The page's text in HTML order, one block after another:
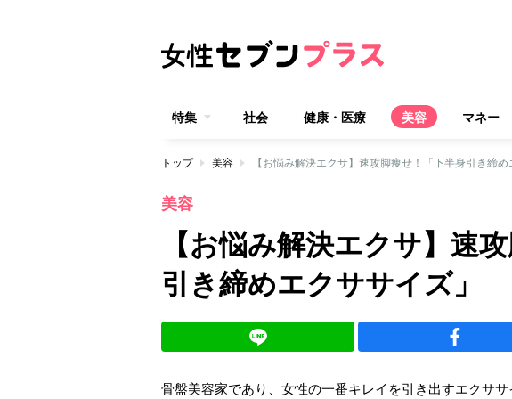
特集 社会 健康・医療 美容 マネー
トップ 美容 【お悩み解決エクサ】速攻脚痩せ！「下半身引き締め
美容
【お悩み解決エクサ】速
引き締めエクササイズ」
骨盤美容家であり、女性の一番キレイを引き出すエクサ